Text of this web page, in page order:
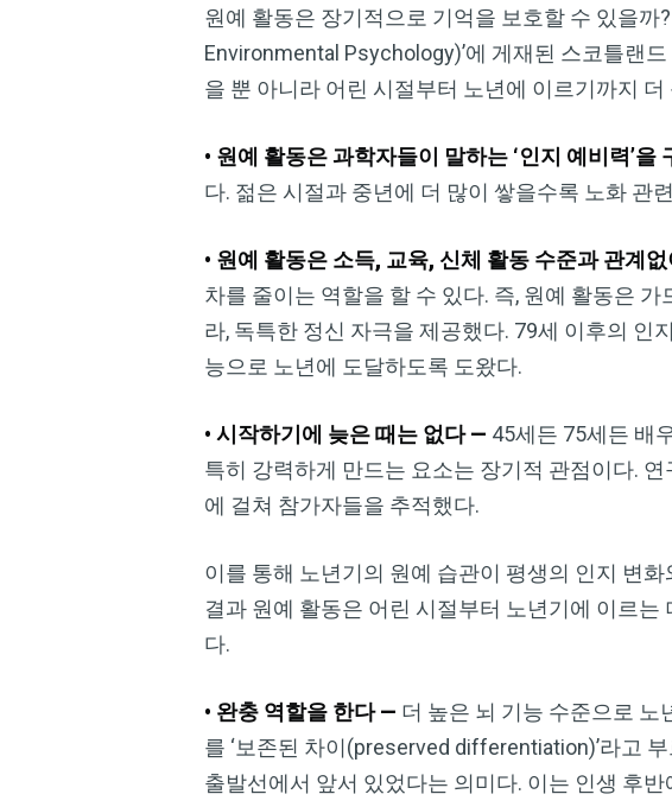
원예 활동은 장기적으로 기억을 보호할 수 있을
Environmental Psychology)’에 게재된 스코틀랜
을 뿐 아니라 어린 시절부터 노년에 이르기까지
• 원예 활동은 과학자들이 말하는 ‘인지 예비력’을
다. 젊은 시절과 중년에 더 많이 쌓을수록 노화 관
• 원예 활동은 소득, 교육, 신체 활동 수준과 관계
차를 줄이는 역할을 할 수 있다. 즉, 원예 활동은
라, 독특한 정신 자극을 제공했다. 79세 이후의 인
능으로 노년에 도달하도록 도왔다.
• 시작하기에 늦은 때는 없다 — 45세든 75세든 배
특히 강력하게 만드는 요소는 장기적 관점이다.
에 걸쳐 참가자들을 추적했다.
이를 통해 노년기의 원예 습관이 평생의 인지 변
결과 원예 활동은 어린 시절부터 노년기에 이르
다.
• 완충 역할을 한다 — 더 높은 뇌 기능 수준으로 노
를 ‘보존된 차이(preserved differentiation)’라고
출발선에서 앞서 있었다는 의미다. 이는 인생 후